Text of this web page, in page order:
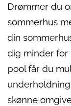
Drømmer du
sommerhus
din
dig minder for
pool får du
skønne